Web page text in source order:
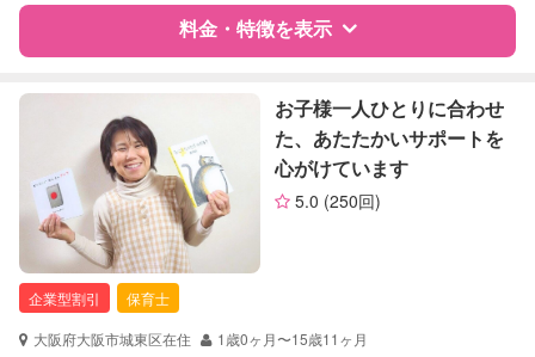
レッスン なし
お子様の撮影
（定期特典）
対応不可
料金・特徴を表示
特徴 料金 レビュー
サポートの特徴
資格
企業型割引対象(旧内閣府補助対象)
保育士
お子様一人ひとりに合わせ
た、あたたかいサポートを
心がけています
5.0 (250回)
企業型割引
保育士
大阪府大阪市城東区在住
1歳0ヶ月〜15歳11ヶ月